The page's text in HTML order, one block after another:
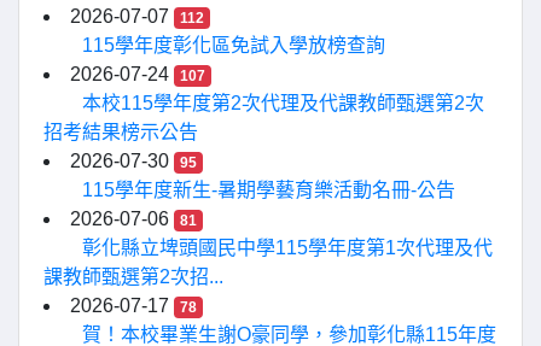
2026-07-07
112
115學年度彰化區免試入學放榜查詢
2026-07-24
107
本校115學年度第2次代理及代課教師甄選第2次
招考結果榜示公告
2026-07-30
95
115學年度新生-暑期學藝育樂活動名冊-公告
2026-07-06
81
彰化縣立埤頭國民中學115學年度第1次代理及代
課教師甄選第2次招...
2026-07-17
78
賀！本校畢業生謝O豪同學，參加彰化縣115年度